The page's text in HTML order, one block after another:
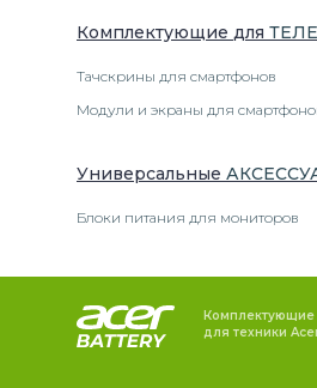
Комплектующие для
Тачскрины для смартфонов
Модули и экраны для
Универсальные
Блоки питания для мониторов
Комплектующие
для техники